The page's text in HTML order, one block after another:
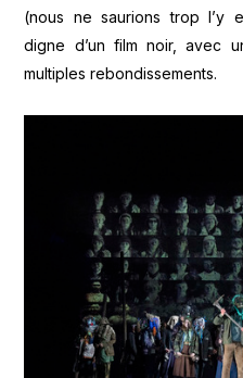
(nous ne saurions trop l’y
digne d’un film noir, avec
multiples rebondissements.